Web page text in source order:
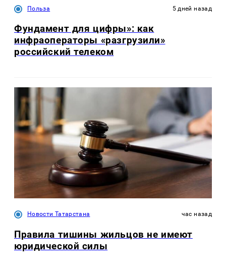
Польза 5 дней назад
Фундамент для цифры»: как
инфраоператоры «разгрузили»
российский телеком
Новости Татарстана час назад
Правила тишины жильцов не имеют
юридической силы